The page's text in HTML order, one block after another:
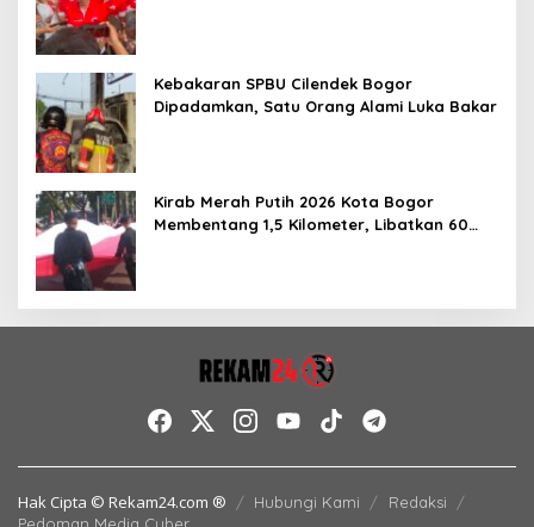
Kebakaran SPBU Cilendek Bogor
Dipadamkan, Satu Orang Alami Luka Bakar
Kirab Merah Putih 2026 Kota Bogor
Membentang 1,5 Kilometer, Libatkan 60
Hak Cipta © Rekam24.com ® Hubungi Kami
Redaksi